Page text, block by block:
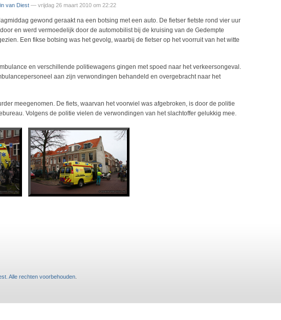
van Diest — vrijdag 26 maart 2010 om 22:22
gewond geraakt na een botsing met een auto. De fietser fietste rond vier uur
en werd vermoedelijk door de automobilist bij de kruising van de Gedempte
Een fikse botsing was het gevolg, waarbij de fietser op het voorruit van het witte
en verschillende politiewagens gingen met spoed naar het verkeersongeval.
aan zijn verwondingen behandeld en overgebracht naar het
meegenomen. De fiets, waarvan het voorwiel was afgebroken, is door de politie
Volgens de politie vielen de verwondingen van het slachtoffer gelukkig mee.
Alle rechten voorbehouden